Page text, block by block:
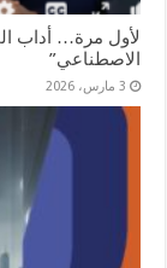
لأول مرة… أداب
الاصطناعي”
3 مارس، 2026